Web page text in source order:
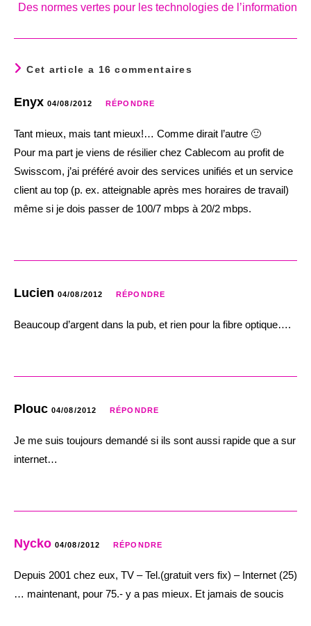
Des normes vertes pour les technologies de l’information
Cet article a 16 commentaires
Enyx 04/08/2012 RÉPONDRE
Tant mieux, mais tant mieux!… Comme dirait l’autre 🙂
Pour ma part je viens de résilier chez Cablecom au profit de
Swisscom, j’ai préféré avoir des services unifiés et un service
client au top (p. ex. atteignable après mes horaires de travail)
même si je dois passer de 100/7 mbps à 20/2 mbps.
Lucien 04/08/2012 RÉPONDRE
Beaucoup d’argent dans la pub, et rien pour la fibre optique….
Plouc 04/08/2012 RÉPONDRE
Je me suis toujours demandé si ils sont aussi rapide que a sur
internet…
Nycko 04/08/2012 RÉPONDRE
Depuis 2001 chez eux, TV – Tel.(gratuit vers fix) – Internet (25)
… maintenant, pour 75.- y a pas mieux. Et jamais de soucis